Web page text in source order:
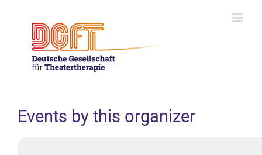
content
Events by this organizer